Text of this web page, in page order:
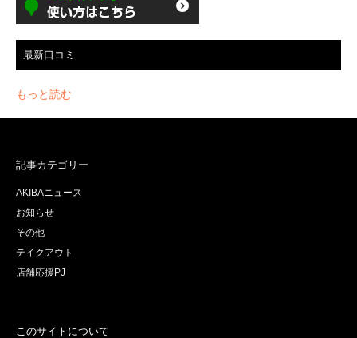
最新口コミ
もっと読む
記事カテゴリー
AKIBAニュース
お知らせ
その他
テイクアウト
店舗応援PJ
このサイトについて